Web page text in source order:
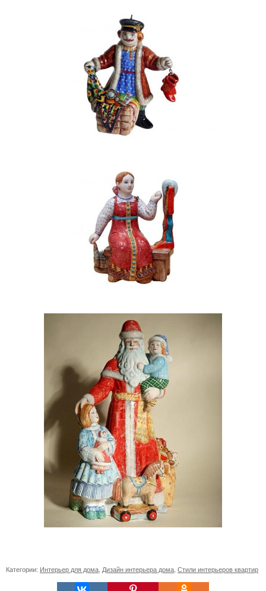
Категории: Интерьер для дома Дизайн интерьера дома Стили интерьеров квартир